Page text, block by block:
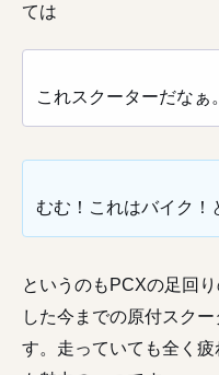
ては
これスクーターだな
むむ！これはバイク！
というのもPCXの足回
した今までの原付スク
す。走っていても全く